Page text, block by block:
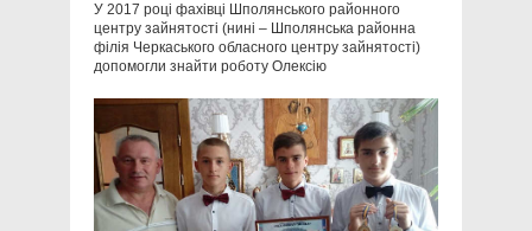
У 2017 році фахівці Шполянського районного
центру зайнятості (нині – Шполянська районна
філія Черкаського обласного центру зайнятості)
допомогли знайти роботу Олексію